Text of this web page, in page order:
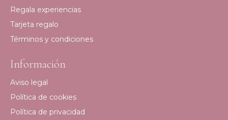
Regala experiencias
Tarjeta regalo
Términos y condiciones
Información
Aviso legal
Política de cookies
Política de privacidad